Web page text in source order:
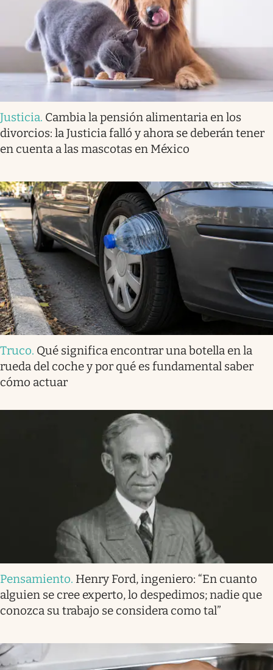
Justicia. Cambia la pensión alimentaria en los
divorcios: la Justicia falló y ahora se deberán tener
en cuenta a las mascotas en México
Truco. Qué significa encontrar una botella en la
rueda del coche y por qué es fundamental saber
cómo actuar
Pensamiento. Henry Ford, ingeniero: “En cuanto
alguien se cree experto, lo despedimos; nadie que
conozca su trabajo se considera como tal”